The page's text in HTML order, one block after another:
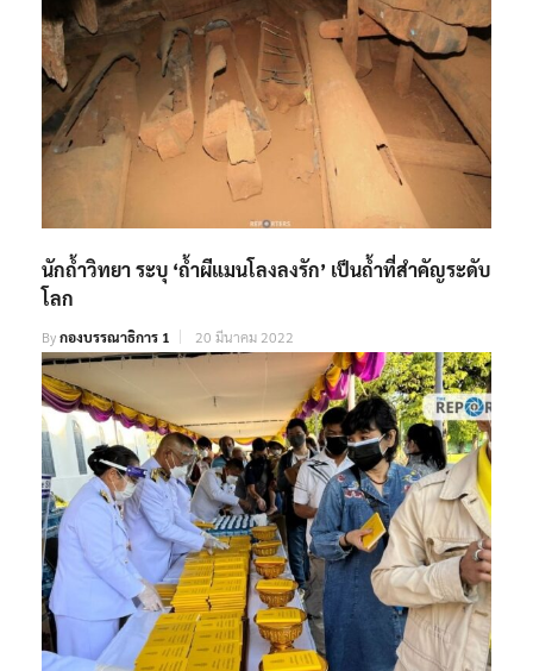
นักถ้ำวิทยา ระบุ ‘ถ้ำผีแมนโลงลงรัก’ เป็นถ้ำที่สำคัญระดับ
โลก
Byกองบรรณาธิการ 1 20 มีนาคม 2022